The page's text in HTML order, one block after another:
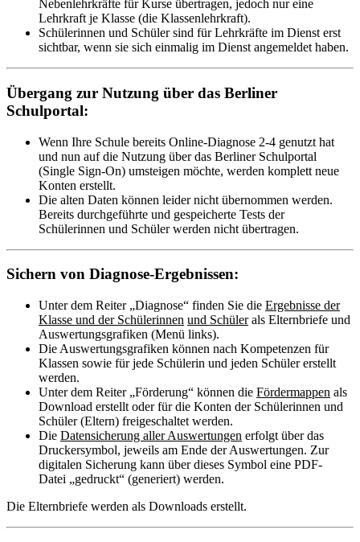
Nebenlehrkräfte für Kurse übertragen, jedoch nur eine
Lehrkraft je Klasse (die Klassenlehrkraft).
Schülerinnen und Schüler sind für Lehrkräfte im Dienst erst
sichtbar, wenn sie sich einmalig im Dienst angemeldet haben.
Übergang zur Nutzung über das Berliner
Schulportal:
Wenn Ihre Schule bereits Online-Diagnose 2-4 genutzt hat
und nun auf die Nutzung über das Berliner Schulportal
(Single Sign-On) umsteigen möchte, werden komplett neue
Konten erstellt.
Die alten Daten können leider nicht übernommen werden.
Bereits durchgeführte und gespeicherte Tests der
Schülerinnen und Schüler werden nicht übertragen.
Sichern von Diagnose-Ergebnissen:
Unter dem Reiter „Diagnose“ finden Sie die Ergebnisse der
Klasse und der Schülerinnen und Schülerals Elternbriefe und
Auswertungsgrafiken (Menü links).
Die Auswertungsgrafiken können nach Kompetenzen für
Klassen sowie für jede Schülerin und jeden Schüler erstellt
werden.
Unter dem Reiter „Förderung“ können die Fördermappen als
Download erstellt oder für die Konten der Schülerinnen und
Schüler (Eltern) freigeschaltet werden.
Die Datensicherung aller Auswertungen erfolgt über das
Druckersymbol, jeweils am Ende der Auswertungen. Zur
digitalen Sicherung kann über dieses Symbol eine PDF-
Datei „gedruckt“ (generiert) werden.
Die Elternbriefe werden als Downloads erstellt.